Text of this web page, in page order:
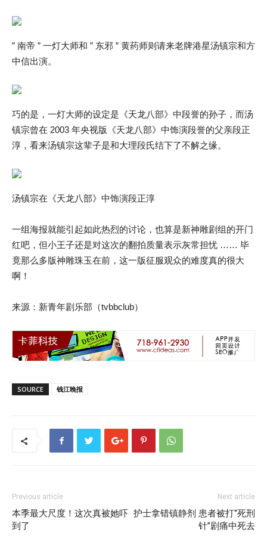
” 南帝 ” 一灯大师和 ” 东邪 ” 黄药师则请来老牌港星汤镇宗和方
中信出演。
巧的是，一灯大师的设定是《天龙八部》中段誉的孙子，而汤
镇宗曾在 2003 年央视版《天龙八部》中饰演段誉的父亲段正
淳，看来汤镇宗这辈子是和大理段氏结下了不解之缘。
汤镇宗在《天龙八部》中饰演段正淳
一组海报就能引起如此热烈的讨论，也算是新神雕剧组的开门
红吧，但小王子还是对这次的翻拍质量表示灰常担忧 …… 毕
竟那么多版神雕珠玉在前，这一版征服观众的难度真的很大
啊！
来源：新青年剧乐部（tvbbclub）
SOURCE 钱江晚报
Previous article
本季最大尺度！这次真被她吓
到了
Next article
护士拿错镇静剂 患者被打“死刑
针”剧痛中死去